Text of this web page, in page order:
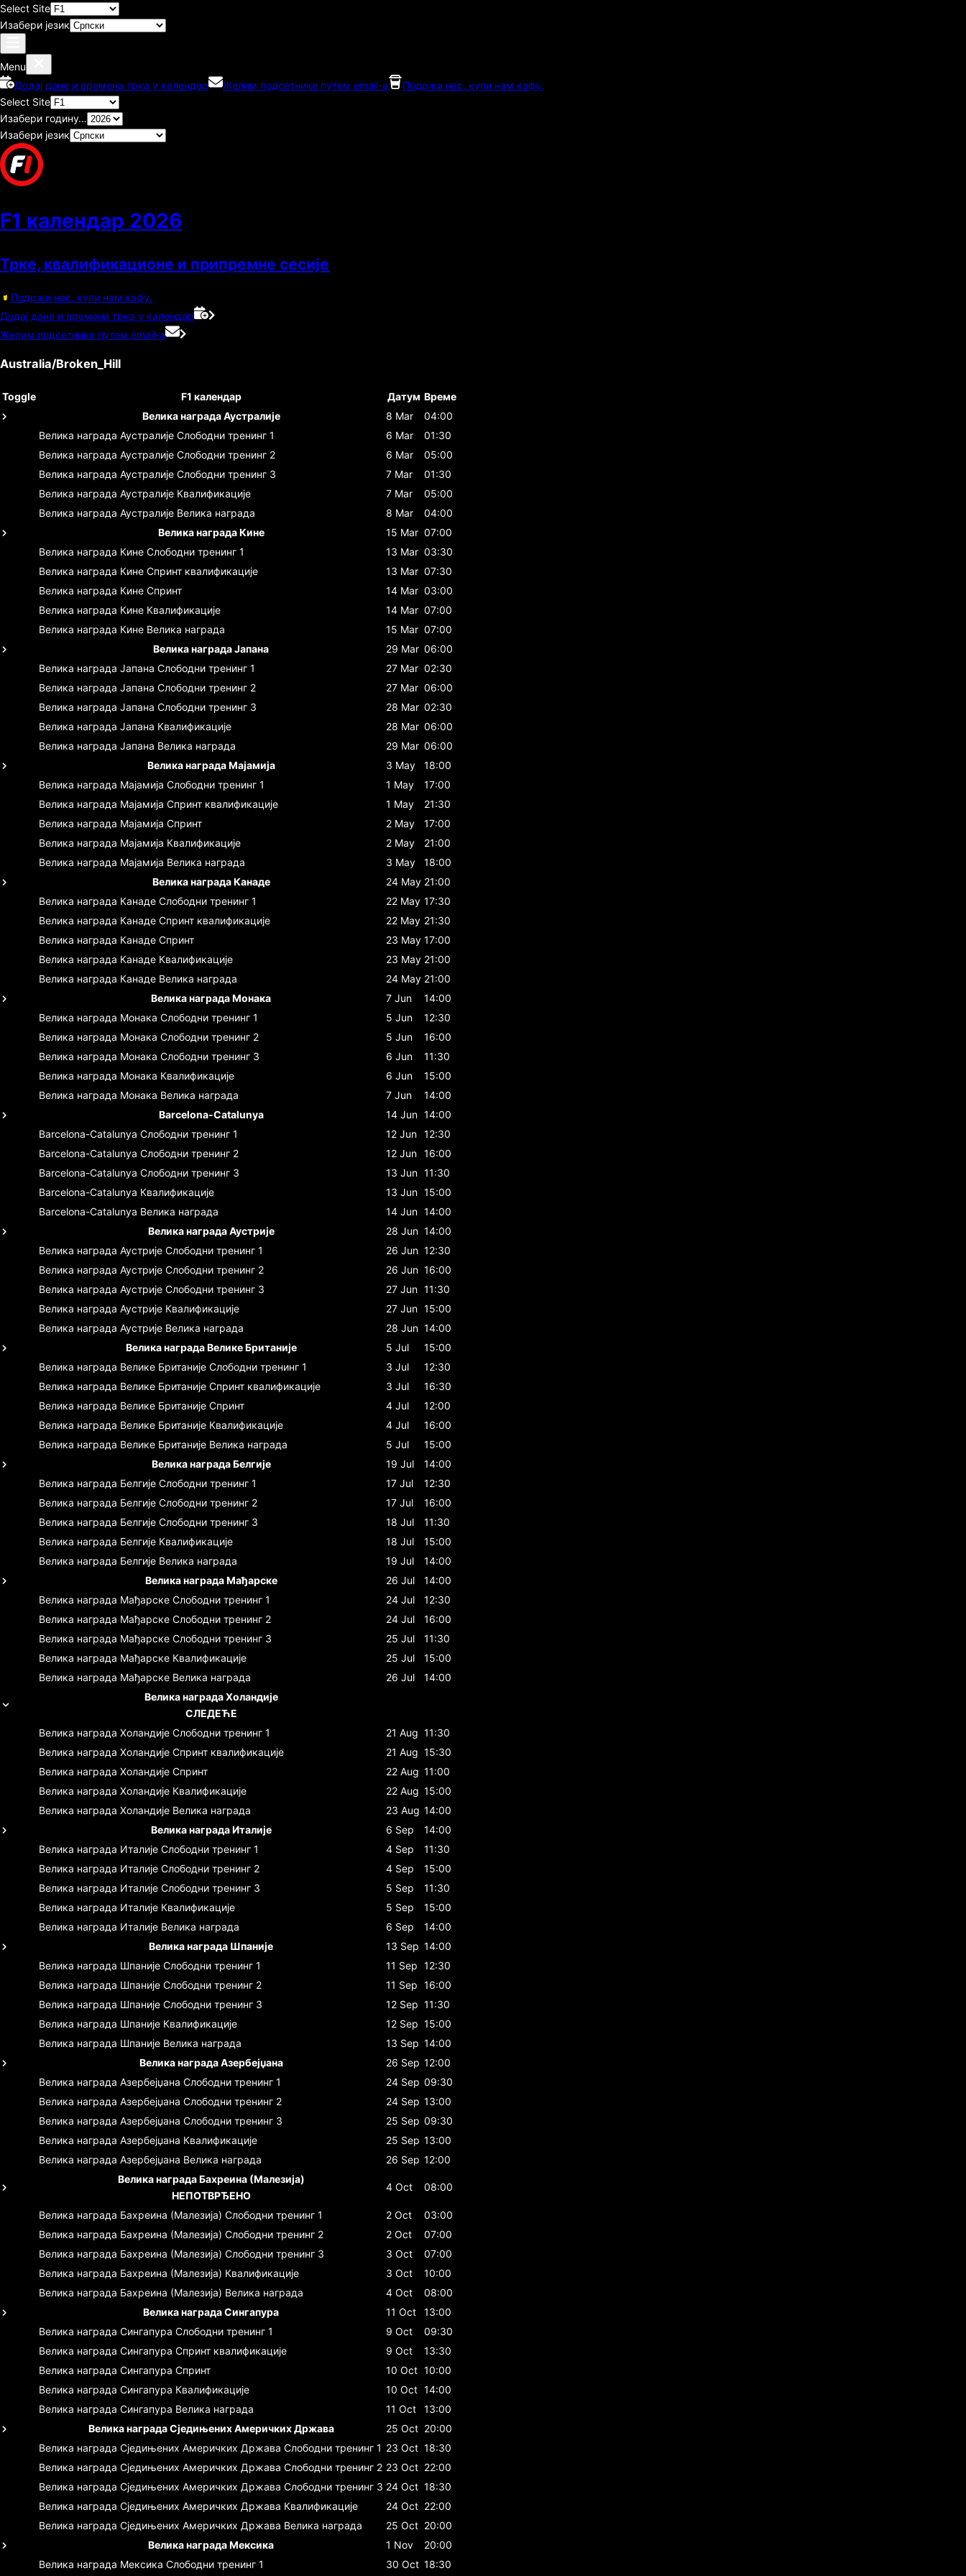
Select Site
Изабери језик
Menu
Додај дане и времена трка у календар
Желим подсетнике путем email-а
Подржи нас, купи нам кафу.
Select Site
Изабери годину…
Изабери језик
F1 календар 2026
Трке, квалификационе и припремне сесије
Подржи нас, купи нам кафу.
Додај дане и времена трка у календар
Желим подсетнике путем email-а
Australia/Broken_Hill
Toggle F1 календар Датум Време
Велика награда Аустралије
8 Mar
04:00
Велика награда Аустралије Слободни тренинг 1 6 Mar
01:30
Велика награда Аустралије Слободни тренинг 2 6 Mar
05:00
Велика награда Аустралије Слободни тренинг 3 7 Mar
01:30
Велика награда Аустралије Квалификације 7 Mar
05:00
Велика награда Аустралије Велика награда 8 Mar
04:00
Велика награда Кине
15 Mar 07:00
Велика награда Кине Слободни тренинг 1 13 Mar 03:30
Велика награда Кине Спринт квалификације 13 Mar 07:30
Велика награда Кине Спринт 14 Mar 03:00
Велика награда Кине Квалификације 14 Mar 07:00
Велика награда Кине Велика награда 15 Mar 07:00
Велика награда Јапана
29 Mar 06:00
Велика награда Јапана Слободни тренинг 1 27 Mar 02:30
Велика награда Јапана Слободни тренинг 2 27 Mar 06:00
Велика награда Јапана Слободни тренинг 3 28 Mar 02:30
Велика награда Јапана Квалификације 28 Mar 06:00
Велика награда Јапана Велика награда 29 Mar 06:00
Велика награда Мајамија
3 May
18:00
Велика награда Мајамија Слободни тренинг 1 1 May
17:00
Велика награда Мајамија Спринт квалификације 1 May
21:30
Велика награда Мајамија Спринт 2 May
17:00
Велика награда Мајамија Квалификације 2 May
21:00
Велика награда Мајамија Велика награда 3 May
18:00
Велика награда Канаде
24 May 21:00
Велика награда Канаде Слободни тренинг 1 22 May 17:30
Велика награда Канаде Спринт квалификације 22 May 21:30
Велика награда Канаде Спринт 23 May 17:00
Велика награда Канаде Квалификације 23 May 21:00
Велика награда Канаде Велика награда 24 May 21:00
Велика награда Монака
7 Jun
14:00
Велика награда Монака Слободни тренинг 1 5 Jun
12:30
Велика награда Монака Слободни тренинг 2 5 Jun
16:00
Велика награда Монака Слободни тренинг 3 6 Jun
11:30
Велика награда Монака Квалификације 6 Jun
15:00
Велика награда Монака Велика награда 7 Jun
14:00
Barcelona-Catalunya
14 Jun 14:00
Barcelona-Catalunya Слободни тренинг 1 12 Jun 12:30
Barcelona-Catalunya Слободни тренинг 2 12 Jun 16:00
Barcelona-Catalunya Слободни тренинг 3 13 Jun 11:30
Barcelona-Catalunya Квалификације 13 Jun 15:00
Barcelona-Catalunya Велика награда 14 Jun 14:00
Велика награда Аустрије
28 Jun 14:00
Велика награда Аустрије Слободни тренинг 1 26 Jun 12:30
Велика награда Аустрије Слободни тренинг 2 26 Jun 16:00
Велика награда Аустрије Слободни тренинг 3 27 Jun 11:30
Велика награда Аустрије Квалификације 27 Jun 15:00
Велика награда Аустрије Велика награда 28 Jun 14:00
Велика награда Велике Британије
5 Jul
15:00
Велика награда Велике Британије Слободни тренинг 1 3 Jul
12:30
Велика награда Велике Британије Спринт квалификације 3 Jul
16:30
Велика награда Велике Британије Спринт 4 Jul
12:00
Велика награда Велике Британије Квалификације 4 Jul
16:00
Велика награда Велике Британије Велика награда 5 Jul
15:00
Велика награда Белгије
19 Jul
14:00
Велика награда Белгије Слободни тренинг 1 17 Jul
12:30
Велика награда Белгије Слободни тренинг 2 17 Jul
16:00
Велика награда Белгије Слободни тренинг 3 18 Jul
11:30
Велика награда Белгије Квалификације 18 Jul
15:00
Велика награда Белгије Велика награда 19 Jul
14:00
Велика награда Мађарске
26 Jul
14:00
Велика награда Мађарске Слободни тренинг 1 24 Jul
12:30
Велика награда Мађарске Слободни тренинг 2 24 Jul
16:00
Велика награда Мађарске Слободни тренинг 3 25 Jul
11:30
Велика награда Мађарске Квалификације 25 Jul
15:00
Велика награда Мађарске Велика награда 26 Jul
14:00
Велика награда Холандије
СЛЕДЕЋЕ
Велика награда Холандије Слободни тренинг 1 21 Aug 11:30
Велика награда Холандије Спринт квалификације 21 Aug 15:30
Велика награда Холандије Спринт 22 Aug 11:00
Велика награда Холандије Квалификације 22 Aug 15:00
Велика награда Холандије Велика награда 23 Aug 14:00
Велика награда Италије
6 Sep
14:00
Велика награда Италије Слободни тренинг 1 4 Sep
11:30
Велика награда Италије Слободни тренинг 2 4 Sep
15:00
Велика награда Италије Слободни тренинг 3 5 Sep
11:30
Велика награда Италије Квалификације 5 Sep
15:00
Велика награда Италије Велика награда 6 Sep
14:00
Велика награда Шпаније
13 Sep 14:00
Велика награда Шпаније Слободни тренинг 1 11 Sep 12:30
Велика награда Шпаније Слободни тренинг 2 11 Sep 16:00
Велика награда Шпаније Слободни тренинг 3 12 Sep 11:30
Велика награда Шпаније Квалификације 12 Sep 15:00
Велика награда Шпаније Велика награда 13 Sep 14:00
Велика награда Азербејџана
26 Sep 12:00
Велика награда Азербејџана Слободни тренинг 1 24 Sep 09:30
Велика награда Азербејџана Слободни тренинг 2 24 Sep 13:00
Велика награда Азербејџана Слободни тренинг 3 25 Sep 09:30
Велика награда Азербејџана Квалификације 25 Sep 13:00
Велика награда Азербејџана Велика награда 26 Sep 12:00
Велика награда Бахреина (Малезија)
НЕПОТВРЂЕНО
4 Oct 08:00
Велика награда Бахреина (Малезија) Слободни тренинг 1 2 Oct
03:00
Велика награда Бахреина (Малезија) Слободни тренинг 2 2 Oct
07:00
Велика награда Бахреина (Малезија) Слободни тренинг 3 3 Oct
07:00
Велика награда Бахреина (Малезија) Квалификације 3 Oct
10:00
Велика награда Бахреина (Малезија) Велика награда 4 Oct
08:00
Велика награда Сингапура
11 Oct
13:00
Велика награда Сингапура Слободни тренинг 1 9 Oct
09:30
Велика награда Сингапура Спринт квалификације 9 Oct
13:30
Велика награда Сингапура Спринт 10 Oct 10:00
Велика награда Сингапура Квалификације 10 Oct 14:00
Велика награда Сингапура Велика награда 11 Oct
13:00
Велика награда Сједињених Америчких Држава
25 Oct 20:00
Велика награда Сједињених Америчких Држава Слободни тренинг 1 23 Oct 18:30
Велика награда Сједињених Америчких Држава Слободни тренинг 2 23 Oct 22:00
Велика награда Сједињених Америчких Држава Слободни тренинг 3 24 Oct 18:30
Велика награда Сједињених Америчких Држава Квалификације 24 Oct 22:00
Велика награда Сједињених Америчких Држава Велика награда 25 Oct 20:00
Велика награда Мексика
1 Nov
20:00
Велика награда Мексика Слободни тренинг 1 30 Oct 18:30